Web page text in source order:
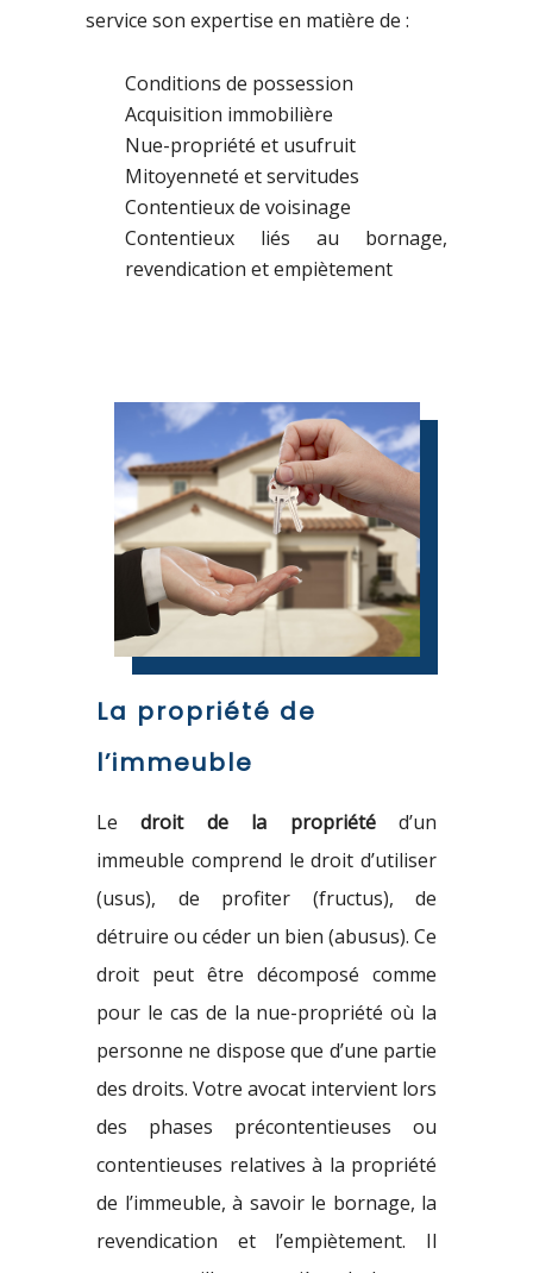
service son expertise en matière de :
Conditions de possession
Acquisition immobilière
Nue-propriété et usufruit
Mitoyenneté et servitudes
Contentieux de voisinage
Contentieux liés au bornage,
revendication et empiètement
La propriété de
l’immeuble
Ledroit de la propriétéd’un
immeuble comprend le droit d’utiliser
(usus), de profiter (fructus), de
détruire ou céder un bien (abusus). Ce
droit peut être décomposé comme
pour le cas de la nue-propriété où la
personne ne dispose que d’une partie
des droits. Votre avocat intervient lors
des phases précontentieuses ou
contentieuses relatives à la propriété
de l’immeuble, à savoir le bornage, la
revendication et l’empiètement. Il